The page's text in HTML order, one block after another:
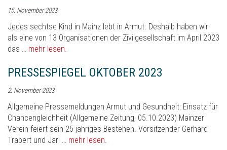
15. November 2023
Jedes sechtse Kind in Mainz lebt in Armut. Deshalb haben wir
als eine von 13 Organisationen der Zivilgesellschaft im April 2023
das … mehr lesen.
PRESSESPIEGEL OKTOBER 2023
2. November 2023
Allgemeine Pressemeldungen Armut und Gesundheit: Einsatz für
Chancengleichheit (Allgemeine Zeitung, 05.10.2023) Mainzer
Verein feiert sein 25-jähriges Bestehen. Vorsitzender Gerhard
Trabert und Jari … mehr lesen.